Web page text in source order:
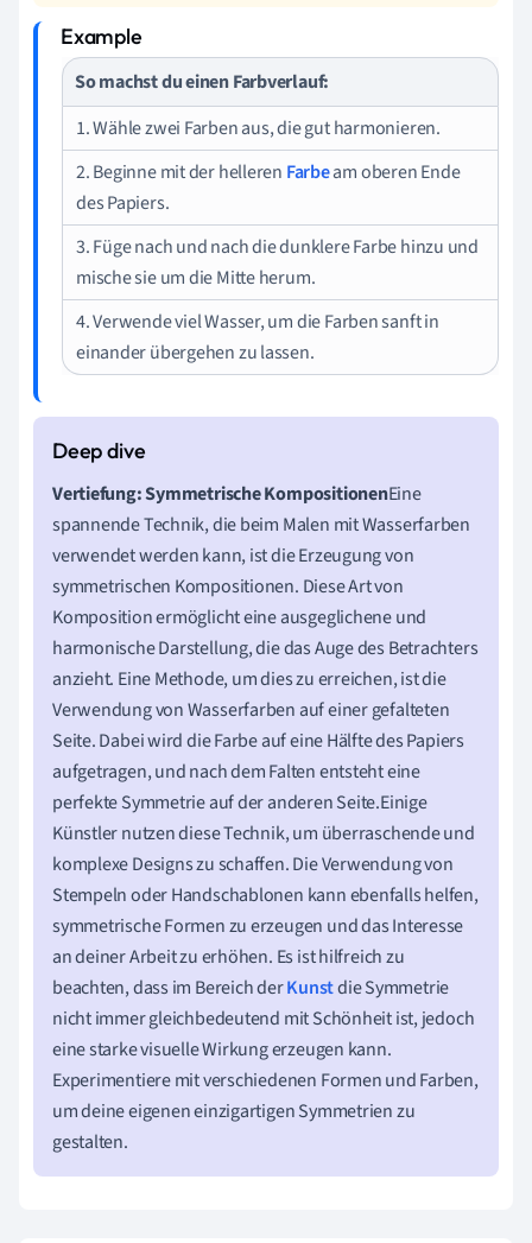
So machst du einen Farbverlauf:
1. Wähle zwei Farben aus, die gut harmonieren.
2. Beginne mit der helleren Farbeam oberen Ende
des Papiers.
3. Füge nach und nach die dunklere Farbe hinzu und
mische sie um die Mitte herum.
4. Verwende viel Wasser, um die Farben sanft in
einander übergehen zu lassen.
Vertiefung: Symmetrische KompositionenEine
spannende Technik, die beim Malen mit Wasserfarben
verwendet werden kann, ist die Erzeugung von
symmetrischen Kompositionen. Diese Art von
Komposition ermöglicht eine ausgeglichene und
harmonische Darstellung, die das Auge des Betrachters
anzieht. Eine Methode, um dies zu erreichen, ist die
Verwendung von Wasserfarben auf einer gefalteten
Seite. Dabei wird die Farbe auf eine Hälfte des Papiers
aufgetragen, und nach dem Falten entsteht eine
perfekte Symmetrie auf der anderen Seite.Einige
Künstler nutzen diese Technik, um überraschende und
komplexe Designs zu schaffen. Die Verwendung von
Stempeln oder Handschablonen kann ebenfalls helfen,
symmetrische Formen zu erzeugen und das Interesse
an deiner Arbeit zu erhöhen. Es ist hilfreich zu
beachten, dass im Bereich derKunstdie Symmetrie
nicht immer gleichbedeutend mit Schönheit ist, jedoch
eine starke visuelle Wirkung erzeugen kann.
Experimentiere mit verschiedenen Formen und Farben,
um deine eigenen einzigartigen Symmetrien zu
gestalten.